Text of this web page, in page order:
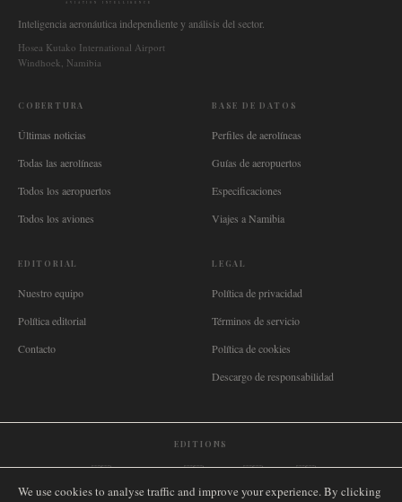
AVIATION INTELLIGENCE
Inteligencia aeronáutica independiente y análisis del sector.
Hosea Kutako International Airport
Windhoek, Namibia
COBERTURA
Últimas noticias
Todas las aerolíneas
Todos los aeropuertos
Todos los aviones
BASE DE DATOS
Perfiles de aerolíneas
Guías de aeropuertos
Especificaciones
Viajes a Namibia
EDITORIAL
Nuestro equipo
Política editorial
Contacto
LEGAL
Política de privacidad
Términos de servicio
Política de cookies
Descargo de responsabilidad
EDITIONS
🌐 International🇬🇧 United Kingdom🇦🇺 Australia🇨🇦 Canada🇳🇿 New Zealand
🇿🇦 South Africa🇸🇬 Singapore 🇩🇪 Deutschland🇳🇱 Nederland🇫🇷 France
We use cookies to analyse traffic and improve your experience. By clicking